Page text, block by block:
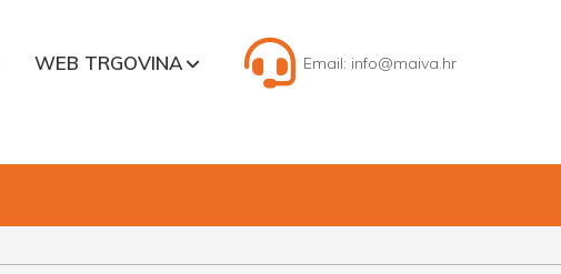
WEB TRGOVINA
Email: info@maiva.hr